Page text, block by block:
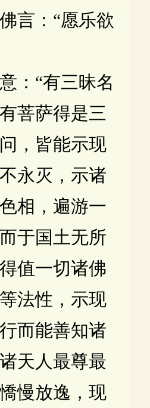
：“愿乐欲
“有三昧名
菩萨得是三
，皆能示现
永灭，示诸
相，遍游一
于国土无所
值一切诸佛
法性，示现
而能善知诸
天人最尊最
慢放逸，现